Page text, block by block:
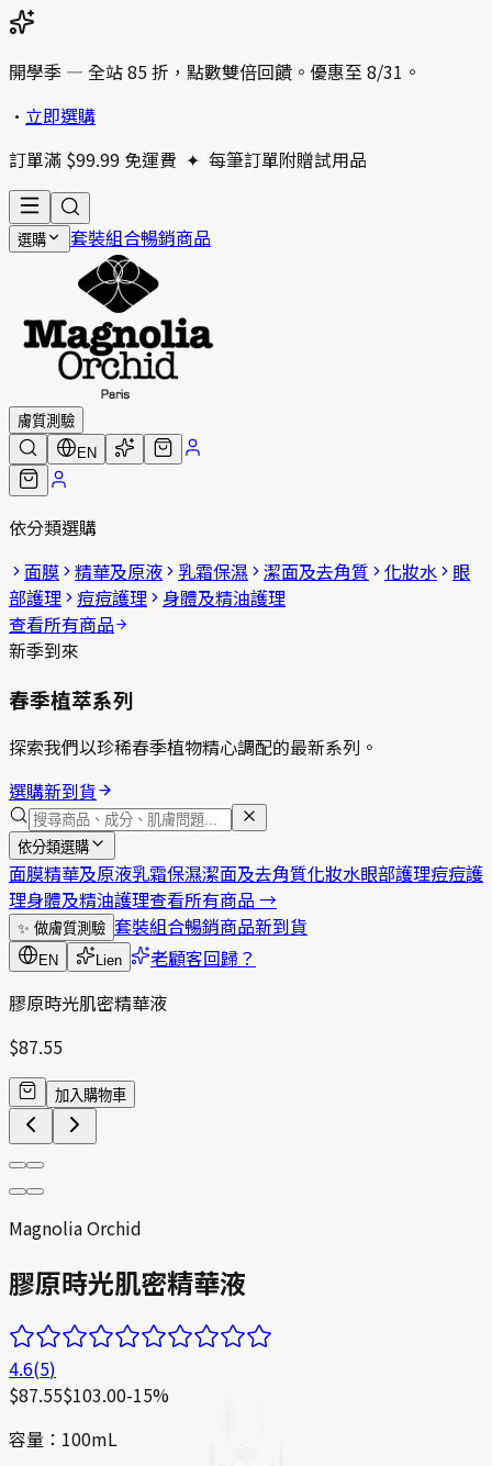
開學季 — 全站 85 折，點數雙倍回饋。優惠至 8/31。
• 立即選購
訂單滿 $99.99 免運費 ✦ 每筆訂單附贈試用品
選購 套裝組合暢銷商品
膚質測驗
EN
依分類選購
面膜 精華及原液 乳霜保濕 潔面及去角質 化妝水
眼
部護理 痘痘護理 身體及精油護理
查看所有商品
新季到來
春季植萃系列
探索我們以珍稀春季植物精心調配的最新系列。
選購新到貨
依分類選購
面膜精華及原液乳霜保濕潔面及去角質化妝水眼部護理痘痘護
理身體及精油護理查看所有商品 →
✨ 做膚質測驗 套裝組合暢銷商品新到貨
EN Lien
老顧客回歸？
膠原時光肌密精華液
$87.55
加入購物車
Magnolia Orchid
膠原時光肌密精華液
4.6(5)
$87.55$103.00-15%
容量：100mL